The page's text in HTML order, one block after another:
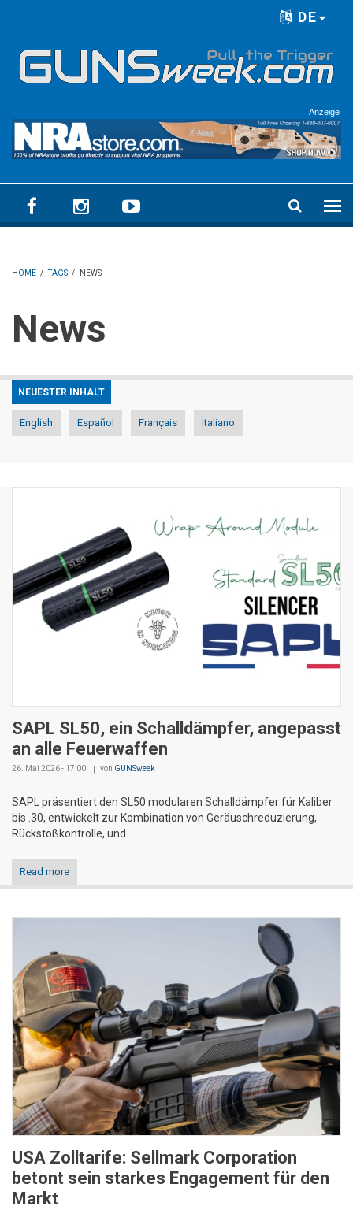
DE
Anzeige
HOME / TAGS / NEWS
News
NEUESTER INHALT
English Español Français Italiano
SAPL SL50, ein Schalldämpfer, angepasst
an alle Feuerwaffen
26. Mai 2026 - 17:00 von GUNSweek
SAPL präsentiert den SL50 modularen Schalldämpfer für Kaliber
bis .30, entwickelt zur Kombination von Geräuschreduzierung,
Rückstoßkontrolle, und...
Read more
USA Zolltarife: Sellmark Corporation
betont sein starkes Engagement für den
Markt